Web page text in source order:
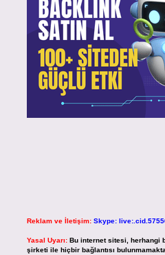
Reklam ve İletişim: Skype:
Yasal Uyarı: Bu internet sitesi, herhangi
şirketi ile hiçbir bağlantısı